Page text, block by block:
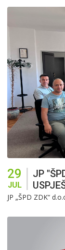
29
JUL
JP
JP „ŠPD ZDK“